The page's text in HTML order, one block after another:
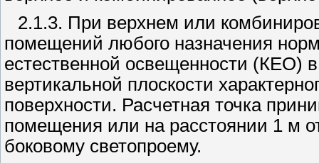
2.1.3. При верхнем или
помещений любого назначения
естественной освещенности (КЕО)
вертикальной плоскости
поверхности. Расчетная точка
помещения или на расстоянии 1 м
боковому светопроему.